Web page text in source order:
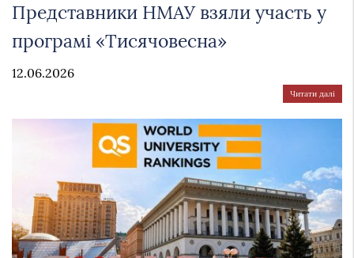
Представники НМАУ взяли участь у
програмі «Тисячовесна»
12.06.2026
Читати далі